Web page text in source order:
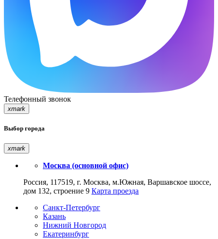
Телефонный звонок
xmark
Выбор города
xmark
Москва (основной офис)
Россия, 117519, г. Москва, м.Южная, Варшавское шоссе,
дом 132, строение 9 Карта проезда
Санкт-Петербург
Казань
Нижний Новгород
Екатеринбург